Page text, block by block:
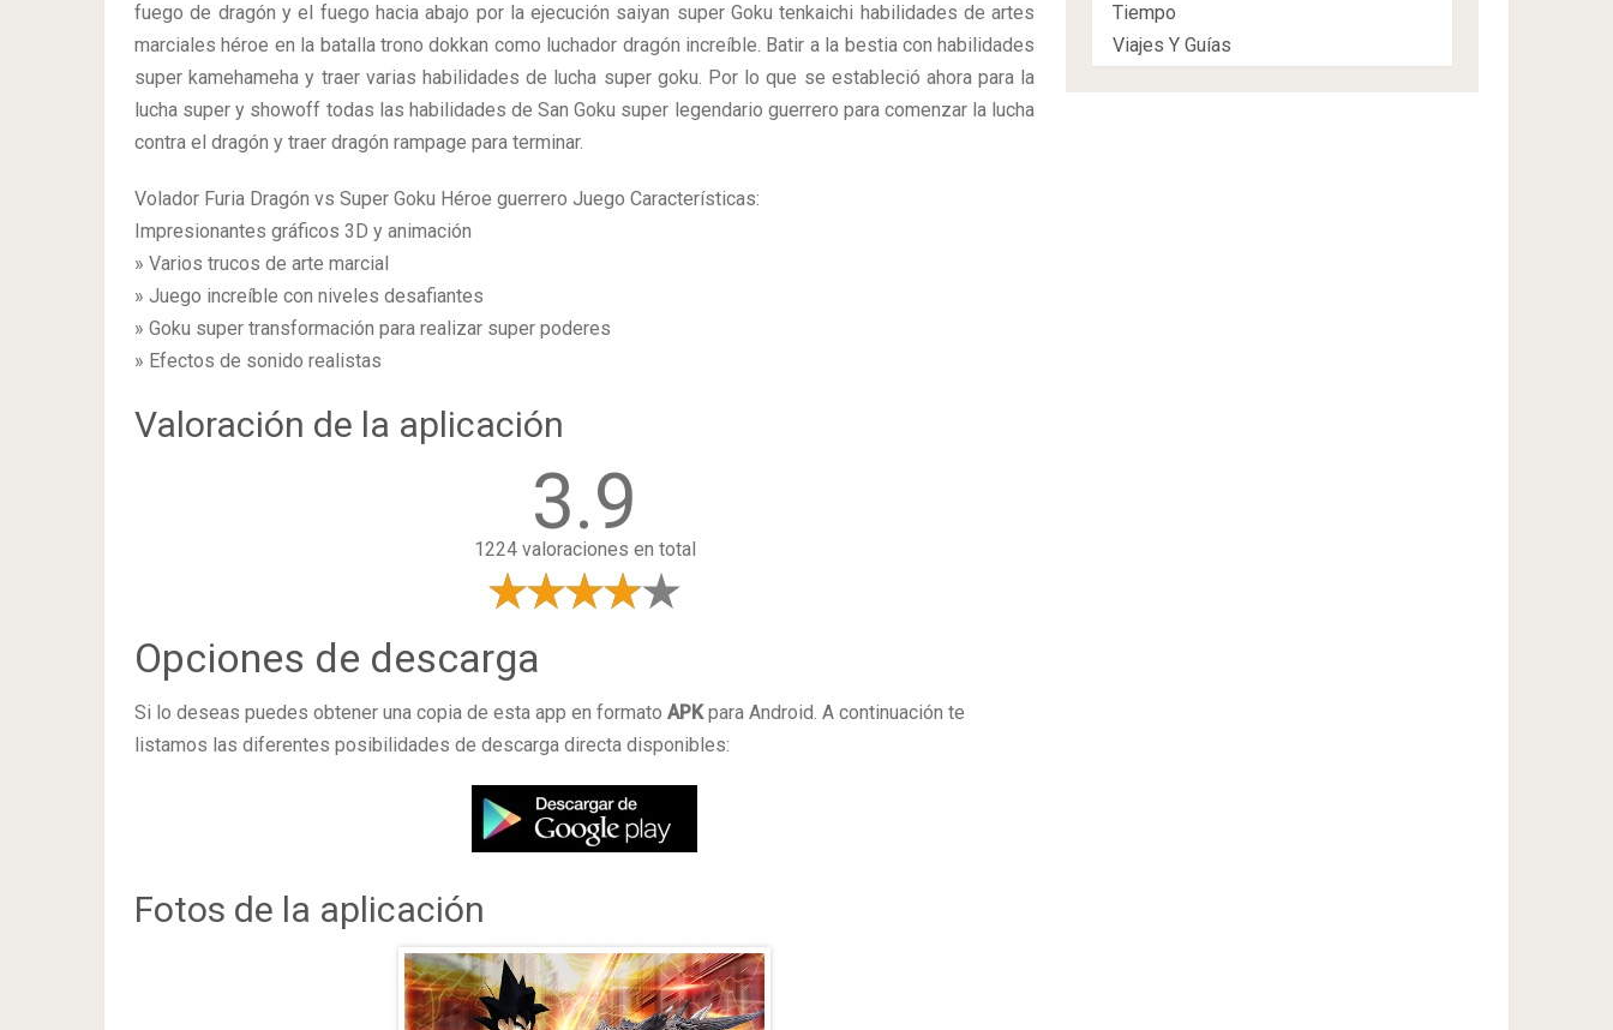
fuego de dragón y el fuego hacia abajo por la ejecución saiyan super Goku tenkaichi habilidades de artes
marciales héroe en la batalla trono dokkan como luchador dragón increíble. Batir a la bestia con habilidades
super kamehameha y traer varias habilidades de lucha super goku. Por lo que se estableció ahora para la
lucha super y showoff todas las habilidades de San Goku super legendario guerrero para comenzar la lucha
contra el dragón y traer dragón rampage para terminar.
Volador Furia Dragón vs Super Goku Héroe guerrero Juego Características:
Impresionantes gráficos 3D y animación
» Varios trucos de arte marcial
» Juego increíble con niveles desafiantes
» Goku super transformación para realizar super poderes
» Efectos de sonido realistas
Valoración de la aplicación
3.9
1224 valoraciones en total
Opciones de descarga
Si lo deseas puedes obtener una copia de esta app en formato APKpara Android. A continuación te
listamos las diferentes posibilidades de descarga directa disponibles:
Fotos de la aplicación
Tiempo
Viajes Y Guías